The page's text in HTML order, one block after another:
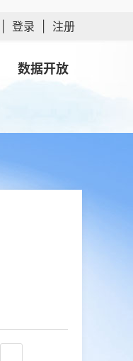
登录 注册
数据开放